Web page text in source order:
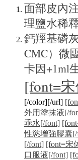
面部皮內
理鹽水稀
鈣羥基磷
CMC）微
卡因+1ml
[font=
[/color][/url]
外用塗抹液[/
乖水[/font]
性慾增強膠囊
[/font] [font=宋
口服液[/font]